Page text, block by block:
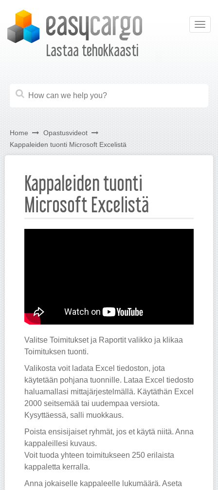
Lastaa tehokkaasti
Home
Opastusvideot
Kappaleiden tuonti Microsoft Excelistä
Kappaleiden tuonti
Microsoft Excelistä
Valitse Toimitukset ja Raportit valikko ja klikaa
Toimituksen tuonti.
Valikosta voit ladata Excel tiedoston, jota
käytetään pohjana tuonnille. Lataa Excel tiedosto
haluamallasi mittajärjestelmällä. Käytäthän Excel
2000 seitsemää tai uudempaa versiota.
Kysyttäessä, salli muokkaus.
Poista ensisijaiset ryhmät, jos et käytä niitä. Anna
kappaleillesi kuvaus.
Voit tuoda yhteen toimitukseen 250 erilaista
kappaletta kerralla.
Anna jokaiselle kappaleelle lukumäärä. Aseta